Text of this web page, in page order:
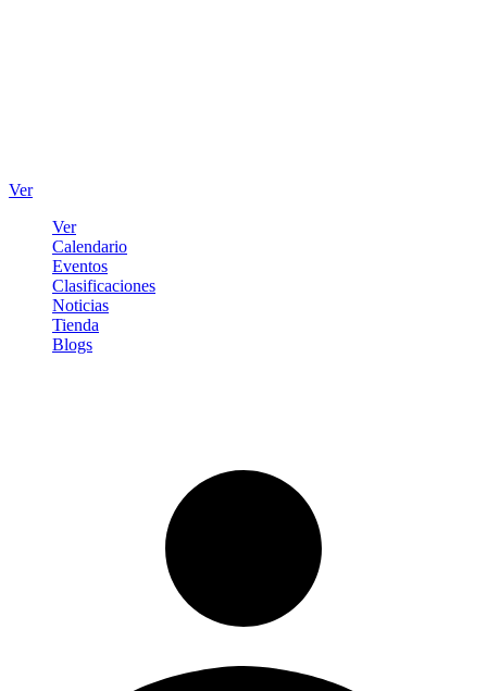
Ver
Ver
Calendario
Eventos
Clasificaciones
Noticias
Tienda
Blogs